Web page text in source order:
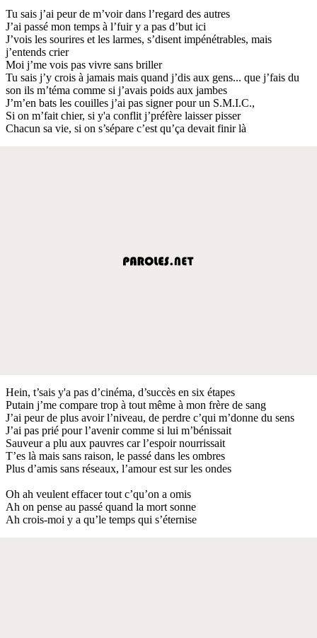
Tu sais j’ai peur de m’voir dans l’regard des autres
J’ai passé mon temps à l’fuir y a pas d’but ici
J’vois les sourires et les larmes, s’disent impénétrables, mais
j’entends crier
Moi j’me vois pas vivre sans briller
Tu sais j’y crois à jamais mais quand j’dis aux gens... que j’fais du
son ils m’téma comme si j’avais poids aux jambes
J’m’en bats les couilles j’ai pas signer pour un S.M.I.C.,
Si on m’fait chier, si y'a conflit j’préfère laisser pisser
Chacun sa vie, si on s’sépare c’est qu’ça devait finir là
Hein, t’sais y'a pas d’cinéma, d’succès en six étapes
Putain j’me compare trop à tout même à mon frère de sang
J’ai peur de plus avoir l’niveau, de perdre c’qui m’donne du sens
J’ai pas prié pour l’avenir comme si lui m’bénissait
Sauveur a plu aux pauvres car l’espoir nourrissait
T’es là mais sans raison, le passé dans les ombres
Plus d’amis sans réseaux, l’amour est sur les ondes
Oh ah veulent effacer tout c’qu’on a omis
Ah on pense au passé quand la mort sonne
Ah crois-moi y a qu’le temps qui s’éternise